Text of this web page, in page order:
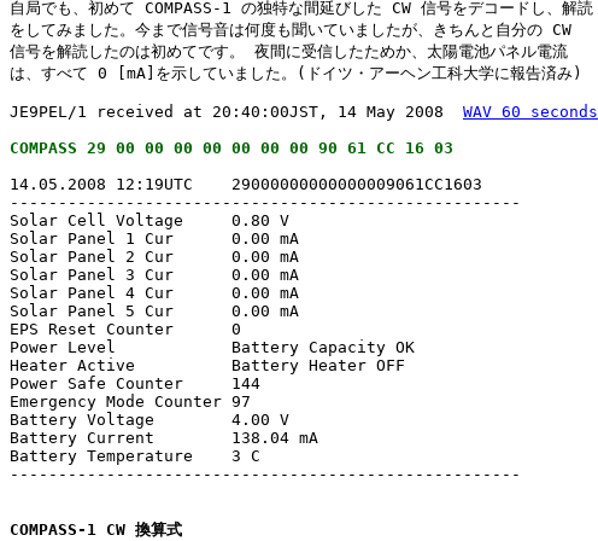
自局でも、初めて COMPASS-1 の独特な間延びした CW 信号をデコードし、解読
をしてみました。今まで信号音は何度も聞いていましたが、きちんと自分の CW
信号を解読したのは初めてです。 夜間に受信したためか、太陽電池パネル電流
は、すべて 0 [mA]を示していました。(ドイツ・アーヘン工科大学に報告済み)
JE9PEL/1 received at 20:40:00JST, 14 May 2008 WAV 60 seconds
14.05.2008 12:19UTC    29000000000000009061CC1603
-----------------------------------------------------
Solar Cell Voltage     0.80 V
Solar Panel 1 Cur      0.00 mA
Solar Panel 2 Cur      0.00 mA
Solar Panel 3 Cur      0.00 mA
Solar Panel 4 Cur      0.00 mA
Solar Panel 5 Cur      0.00 mA
EPS Reset Counter      0
Power Level            Battery Capacity OK
Heater Active          Battery Heater OFF
Power Safe Counter     144
Emergency Mode Counter 97
Battery Voltage        4.00 V
Battery Current        138.04 mA
Battery Temperature    3 C
-----------------------------------------------------
COMPASS-1 CW 換算式